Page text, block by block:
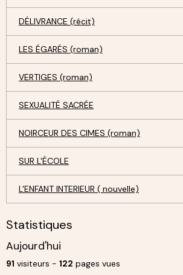
DÉLIVRANCE (récit)
LES ÉGARÉS (roman)
VERTIGES (roman)
SEXUALITÉ SACRÉE
NOIRCEUR DES CIMES (roman)
SUR L'ÉCOLE
L'ENFANT INTERIEUR ( nouvelle)
Statistiques
Aujourd'hui
91 visiteurs - 122 pages vues